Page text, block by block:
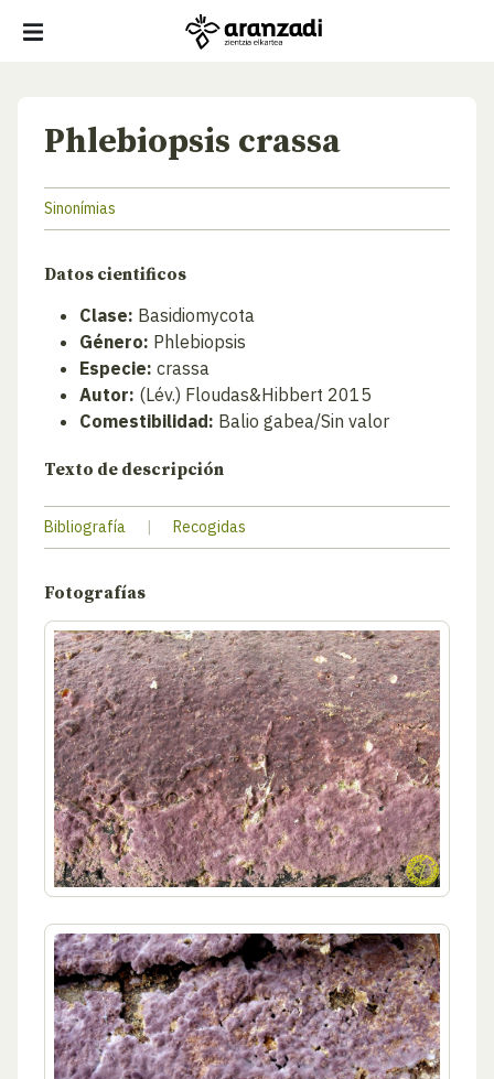
Phlebiopsis crassa
Sinonímias
Datos cientificos
Clase: Basidiomycota
Género: Phlebiopsis
Especie: crassa
Autor: (Lév.) Floudas&Hibbert 2015
Comestibilidad: Balio gabea/Sin valor
Texto de descripción
Bibliografía | Recogidas
Fotografías